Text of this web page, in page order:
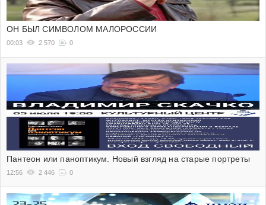
ОН БЫЛ СИМВОЛОМ МАЛОРОССИИ
00:03 2 570 0
Пантеон или паноптикум. Новый взгляд на старые портреты
12:56 2 446 0